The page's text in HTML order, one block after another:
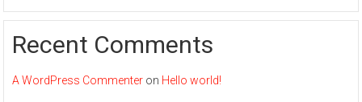
Recent Comments
A WordPress Commenter on Hello world!